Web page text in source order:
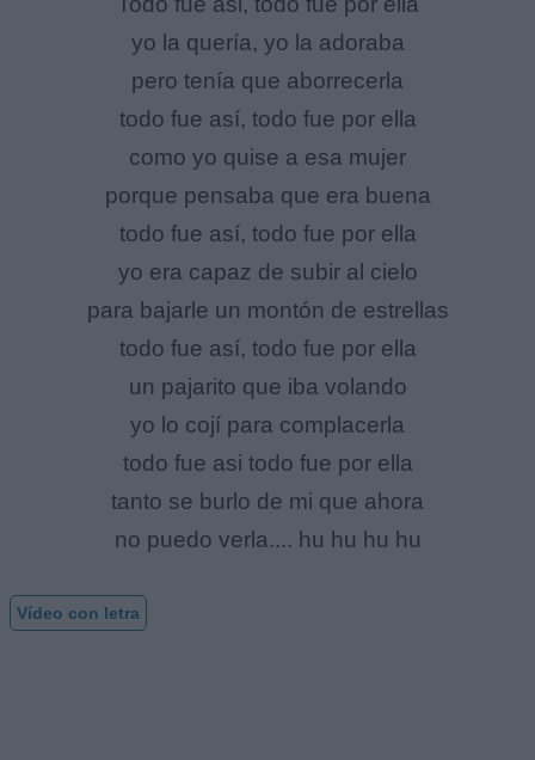
yo la quería, yo la adoraba
pero tenía que aborrecerla
todo fue así, todo fue por ella
como yo quise a esa mujer
porque pensaba que era buena
todo fue así, todo fue por ella
yo era capaz de subir al cielo
para bajarle un montón de estrellas
todo fue así, todo fue por ella
un pajarito que iba volando
yo lo cojí para complacerla
todo fue asi todo fue por ella
tanto se burlo de mi que ahora
no puedo verla.... hu hu hu hu
Vídeo con letra